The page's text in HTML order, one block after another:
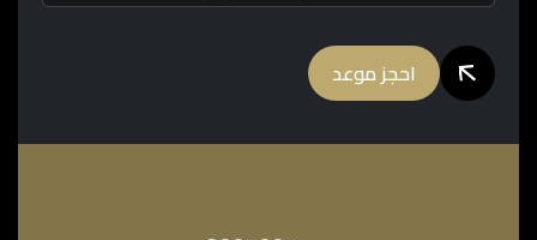
احجز موعد